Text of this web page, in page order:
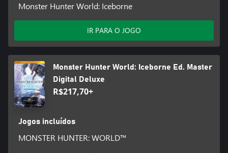
Monster Hunter World: Iceborne
IR PARA O JOGO
Monster Hunter World: Iceborne Ed. Master
Digital Deluxe
R$217,70+
Jogos incluídos
MONSTER HUNTER: WORLD™